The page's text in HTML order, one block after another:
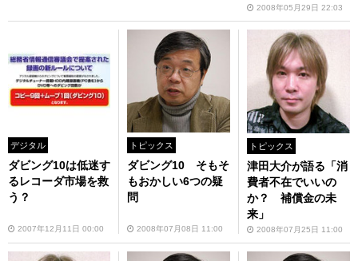
2008年05月29日 22:03
デジタル
ダビング10は低迷す
るレコーダ市場を救
う？
2007年12月11日 00:00
トピックス
ダビング10 そもそ
もおかしい6つの疑
問
2008年07月08日 11:00
トピックス
津田大介が語る「消
費者不在でいいの
か？ 補償金の未
来」
2008年07月25日 11:00